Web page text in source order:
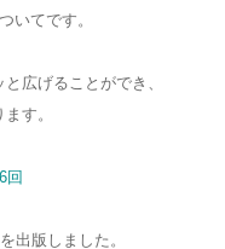
いてです。
広げることができ、
す。
回
出版しました。